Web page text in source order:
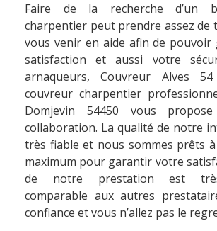
Faire de la recherche d’un
charpentier peut prendre assez de
vous venir en aide afin de
satisfaction et aussi votre
arnaqueurs, Couvreur Alves
couvreur charpentier
Domjevin 54450 vous
collaboration. La qualité de notre
très fiable et nous sommes prêts
maximum pour garantir votre
de notre prestation est
comparable aux autres
confiance et vous n’allez pas le